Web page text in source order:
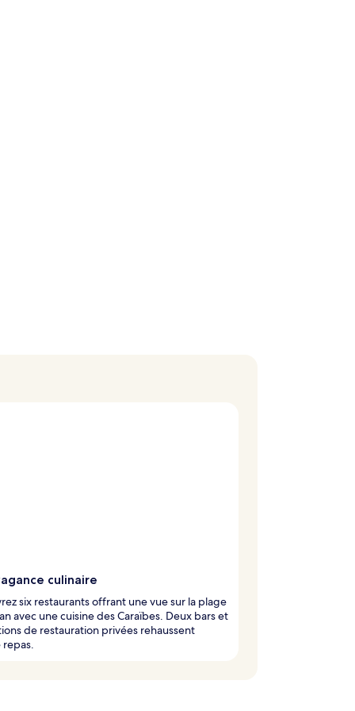
culinaire
six restaurants offrant une vue sur la plage
avec une cuisine des Caraïbes. Deux bars et
de restauration privées rehaussent